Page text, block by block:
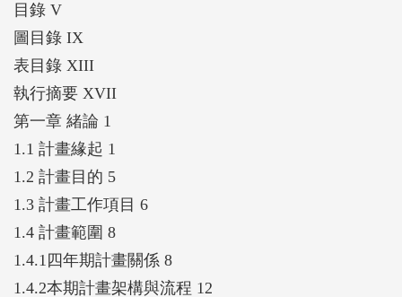
前3年期計畫已完成異常事件的定義與辨識模組建
構，整合ADAS警示事件、車內外影像、駕駛行為數
據、車道幾何與環境因子等，建立駕駛人風險行為樣
態資料庫。第四年期計畫的研究重點主要集中在三大
面向：（一）整合風險要素建構駕駛行為預測模型；
（二）識別高風險路段與匝道之空間分析；（三）將
異常事件分析工具轉化為實務可行之管理系統。首
先，在駕駛行為預測方面，計畫採用Boosted
Regression Tree與SHAP值分析，依據「本車行為」、
「環境互動」、「駕駛員特性與動作」三要素構建多
目錄 V
圖目錄 IX
表目錄 XIII
執行摘要 XVII
第一章 緒論 1
1.1 計畫緣起 1
1.2 計畫目的 5
1.3 計畫工作項目 6
1.4 計畫範圍 8
1.4.1四年期計畫關係 8
1.4.2本期計畫架構與流程 12